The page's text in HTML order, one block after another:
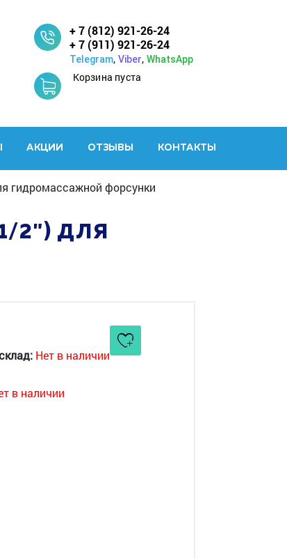
+ 7 (812) 921-26-24
+ 7 (911) 921-26-24
Telegram, Viber, WhatsApp
Корзина пуста
АКЦИИ ОТЗЫВЫ КОНТАКТЫ
гидромассажной форсунки
2") ДЛЯ
Нет в наличии
в наличии